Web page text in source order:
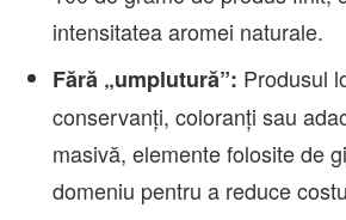
intensitatea aromei naturale.
Fără „umplutură”: Produsul
conservanți, coloranți sau
masivă, elemente folosite de
domeniu pentru a reduce